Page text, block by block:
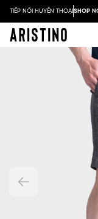
TIẾP NỐI HUYỀN THOẠISHOP